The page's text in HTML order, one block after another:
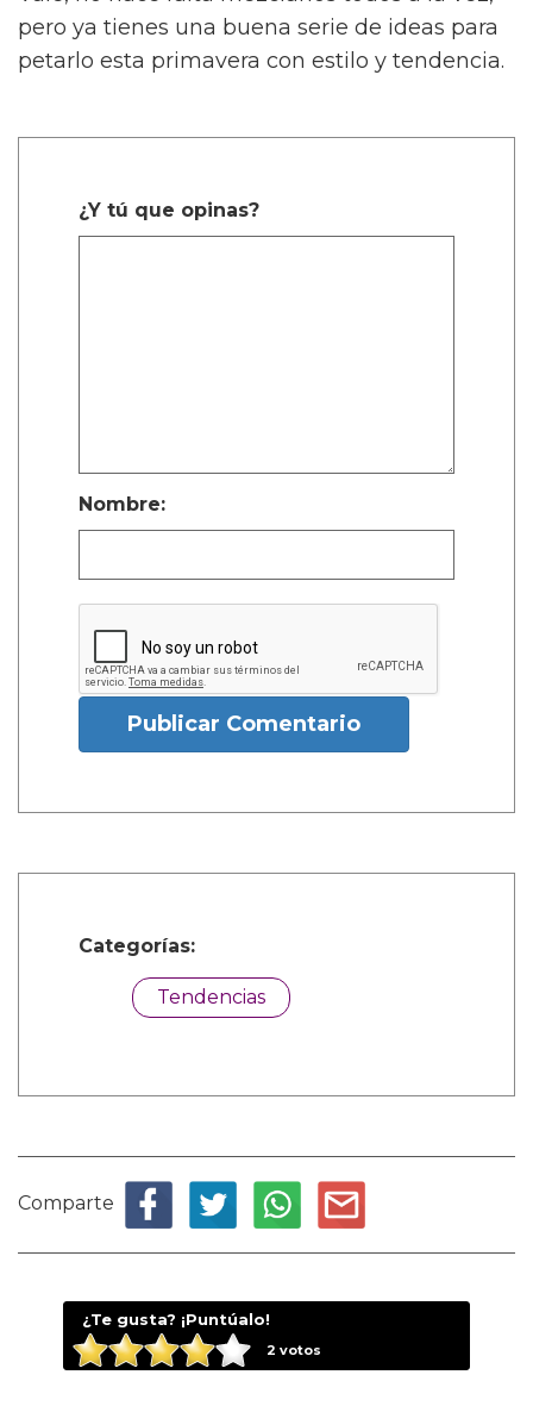
pero ya tienes una buena serie de ideas para
petarlo esta primavera con estilo y tendencia.
¿Y tú que opinas?
Nombre:
Publicar Comentario
Categorías:
Tendencias
Comparte
¿Te gusta? ¡Puntúalo!
2 votos